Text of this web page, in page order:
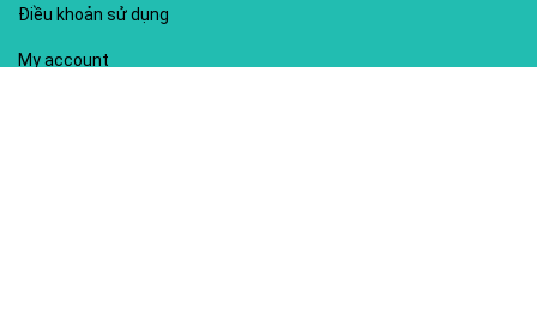
Điều khoản sử dụng
My account